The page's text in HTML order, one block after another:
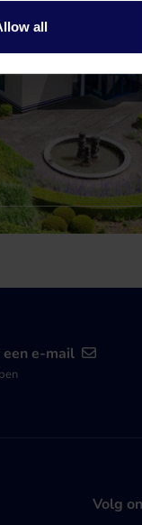
all
een e-mail
Volg